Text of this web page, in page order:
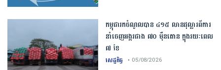
កម្ពុជារកចំណូលបាន ៤១៥ លានដុល្លារពីការ
នាំចេញអង្ករជាង ៧០ ម៉ឺនតោន ក្នុងរយៈពេល
៧ ខែ
សេដ្ឋកិច្ច • 05/08/2026